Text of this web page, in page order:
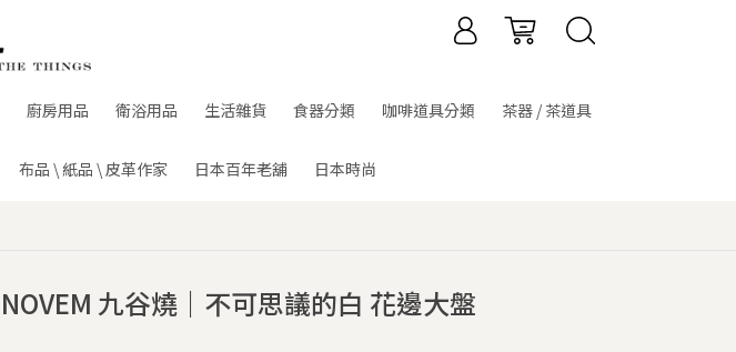
廚房用品 衛浴用品 生活雜貨 食器分類 咖啡道具分類 茶器 / 茶道具
布品 \ 紙品 \ 皮革作家 日本百年老舖 日本時尚
NOVEM 九谷燒｜不可思議的白 花邊大盤